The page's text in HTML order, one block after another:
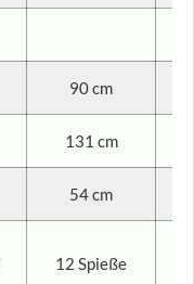
90 cm
131 cm
54 cm
12 Spieße